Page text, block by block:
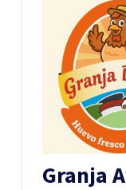
Granja